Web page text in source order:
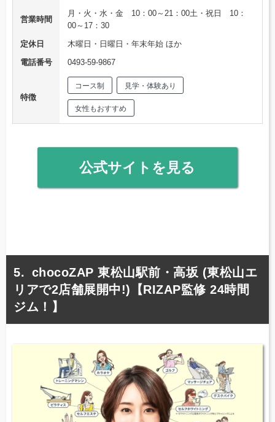
営業時間
月・火・水・金 10：00～21：00土・祝日 10：
00～17：30
定休日
木曜日・日曜日・年末年始 ほか
電話番号
0493-59-9867
特徴
コース制 見学・体験あり
女性もおすすめ
公式サイトを見る
chocoZAP 東松山駅前・高坂 (東松山エ
リアで2店舗展開中!)【RIZAP監修 24時間
ジム！】